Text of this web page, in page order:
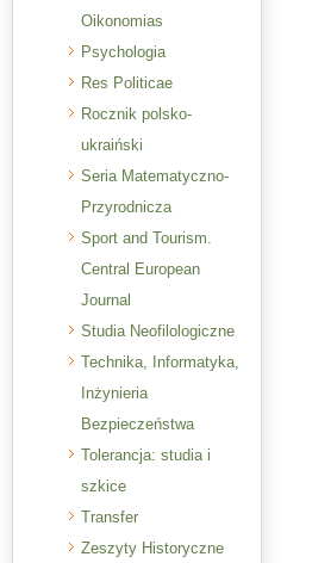
Oikonomias
Psychologia
Res Politicae
Rocznik polsko-
ukraiński
Seria Matematyczno-
Przyrodnicza
Sport and Tourism.
Central European
Journal
Studia Neofilologiczne
Technika, Informatyka,
Inżynieria
Bezpieczeństwa
Tolerancja: studia i
szkice
Transfer
Zeszyty Historyczne